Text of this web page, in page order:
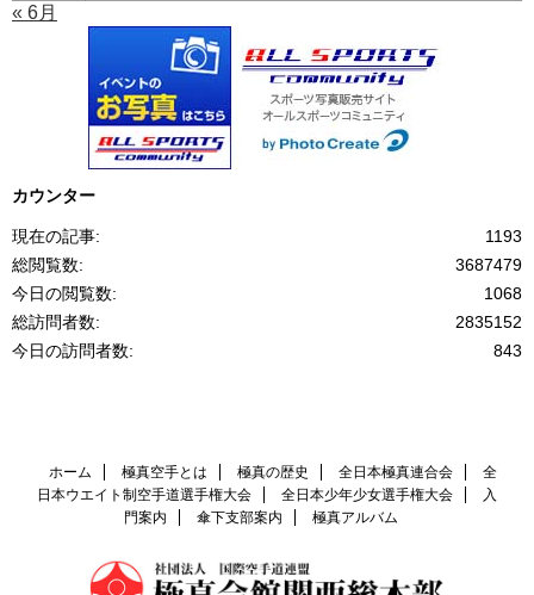
« 6月
カウンター
1193
現在の記事:
3687479
総閲覧数:
1068
今日の閲覧数:
2835152
総訪問者数:
843
今日の訪問者数:
ホーム 極真空手とは 極真の歴史 全日本極真連合会
全
日本ウエイト制空手道選手権大会
全日本少年少女選手権大会
入
門案内
傘下支部案内 極真アルバム